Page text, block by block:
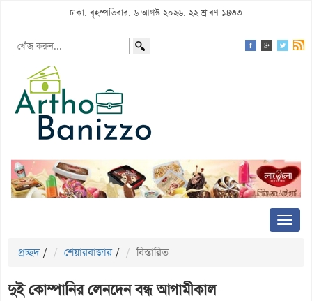
ঢাকা, বৃহস্পতিবার, ৬ আগস্ট ২০২৬, ২২ শ্রাবণ ১৪৩৩
প্রচ্ছদ / শেয়ারবাজার / বিস্তারিত
দুই কোম্পানির লেনদেন বন্ধ আগামীকাল